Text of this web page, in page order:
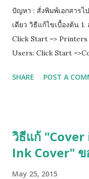
ปัญหา : สั่งพิมพ์เอกสารไ
เดียว วิธีแก้ไขเบื้องต้น
Click Start => Printers
Users: Click Start
Advance แล้วติ๊กออกตร
SHARE POST A
วิธีแก้ "Cover
Ink Cover" ข
May 25, 2015